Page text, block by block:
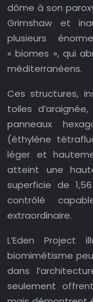
dôme à son
Grimshaw et
plusieurs
« biomes », qui
méditerranéens.
Ces structures,
toiles
panneaux
(éthylène
léger et
atteint une
superficie de
contrôlé
extraordinaire.
L’Eden Project
biomimétisme
dans
seulement